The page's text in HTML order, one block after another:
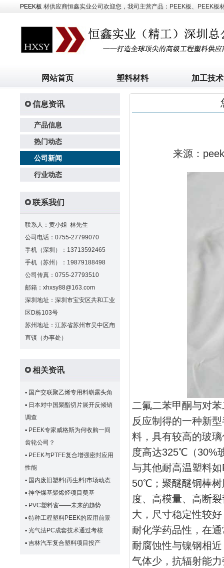
PEEK板 材供应商恒鑫实业公司欢迎您，我司主营产品：PEEK板、PEEK板
网站首页 塑料材料 加工技术
信息资讯
产品信息
热门动态
公司新闻
行业动态
联系我们
联系人：黄小姐 林先生
公司电话：0755-27799070
手机（深圳）：13713592465
手机（苏州）：19879188498
公司传真：0755-27793510
邮箱：xhxsy88@163.com
深圳地址：深圳市宝安区共和工业
区D栋103号
苏州地址：江苏省苏州市吴中区甪
直镇（办事处）
相关资讯
▪ 国产交联聚乙烯专用料崭露头角
▪ 日本对中国聚酯切片展开反倾销
调查
▪ PEEK专家威格斯为何收购一间
齿轮公司？
▪ PEEK与PTFE复合增强密封应用
性能
▪ 国内废旧塑料(再生料)市场动态
▪ 神华煤基聚烯烃项目奠基
▪ PVC塑料窗——未来的趋势
▪ 特种工程塑料PEEK的应用前景
▪ 光气法PC成套技术通过考核
▪ 吉林汽车复合塑料项目投产
来源：
二氟二苯甲酮与对
反应制得的一种新
料，具有较高的玻
度高达325℃（30%
与其他耐高温塑料
50℃；聚醚醚铜棒树
度、高模量、高断
大，尺寸稳定性较
耐化学药品性，在
耐腐蚀性与镍钢相
气体少，抗辐射能